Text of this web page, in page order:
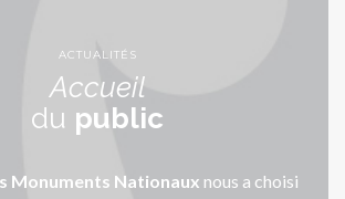
ACTUALITÉS
Accueil
du public
Monuments Nationaux nous a choisi